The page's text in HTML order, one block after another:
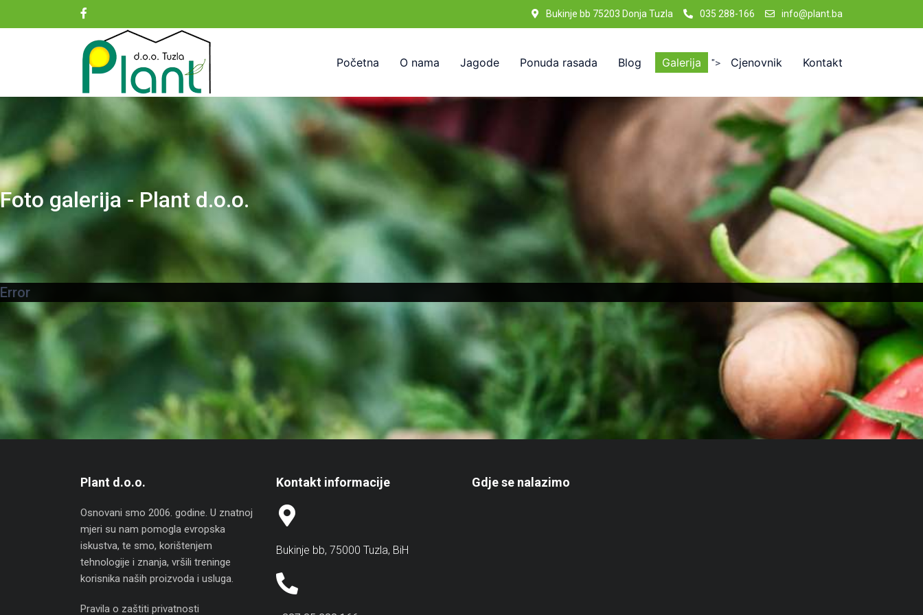
Bukinje bb 75203 Donja Tuzla 035 288-166 info@plant.ba
Početna O nama Jagode Ponuda rasada Blog Galerija "> Cjenovnik Kontakt
Foto galerija - Plant d.o.o.
Error
Plant d.o.o.
Osnovani smo 2006. godine. U znatnoj
mjeri su nam pomogla evropska
iskustva, te smo, korištenjem
tehnologije i znanja, vršili treninge
korisnika naših proizvoda i usluga.
Pravila o zaštiti privatnosti
Kontakt informacije
Bukinje bb, 75000 Tuzla, BiH
Gdje se nalazimo